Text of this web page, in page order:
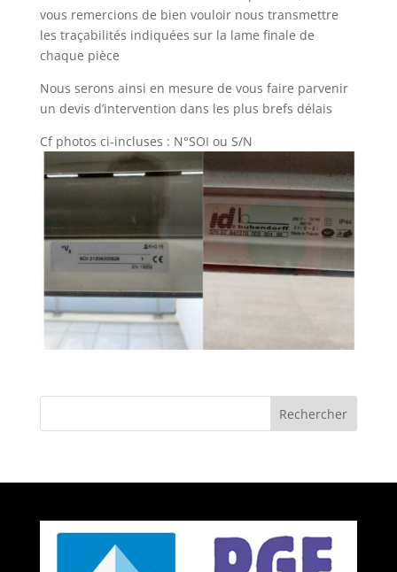
vous remercions de bien vouloir nous transmettre
les traçabilités indiquées sur la lame finale de
chaque pièce
Nous serons ainsi en mesure de vous faire parvenir
un devis d’intervention dans les plus brefs délais
Cf photos ci-incluses : N°SOI ou S/N
Rechercher